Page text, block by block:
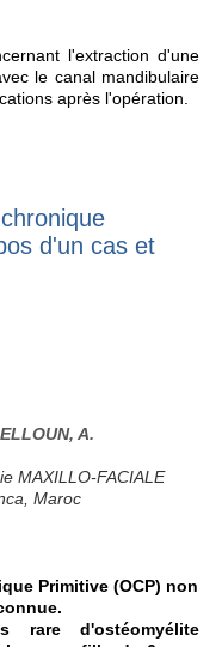
l'extraction d'une
le canal mandibulaire
après l'opération.
d'un cas et
A.
MAXILLO-FACIALE
Maroc
Primitive (OCP) non
rare d'ostéomyélite